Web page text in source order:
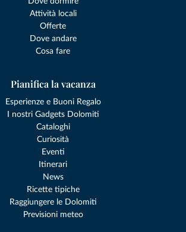
Attività locali
Offerte
Dove andare
Cosa fare
Pianifica la vacanza
Esperienze e Buoni Regalo
I nostri Gadgets Dolomiti
Cataloghi
Curiosità
Eventi
Itinerari
News
Ricette tipiche
Raggiungere le Dolomiti
Previsioni meteo